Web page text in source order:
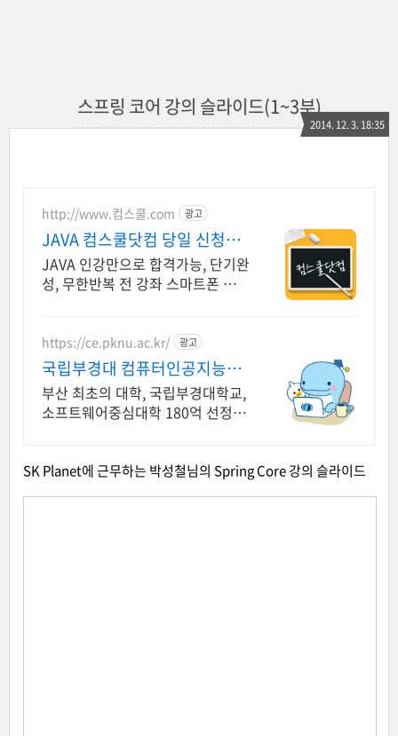
스프링 코어 강의 슬라이드(1~3부)
2014. 12. 3. 18:35
http://www.컴스쿨.com 광고
JAVA 컴스쿨닷컴 당일 신청&
결제시 기프티콘!
JAVA 인강만으로 합격가능, 단기완
성, 무한반복 전 강좌 스마트폰 학습
https://ce.pknu.ac.kr/ 광고
국립부경대 컴퓨터인공지능학
부
부산 최초의 대학, 국립부경대학교,
소프트웨어중심대학 180억 선정 :
SK Planet에 근무하는 박성철님의 Spring Core 강의 슬라이드